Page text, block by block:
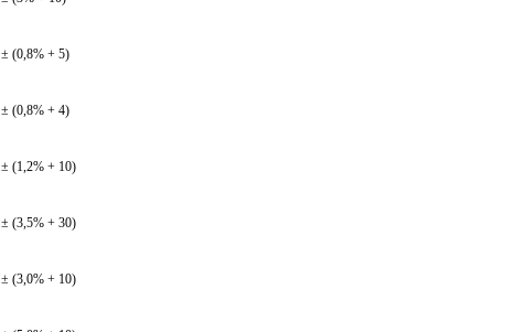
± (0,8% + 5)
± (0,8% + 4)
± (1,2% + 10)
± (3,5% + 30)
± (3,0% + 10)